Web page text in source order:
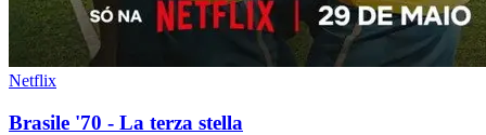
Netflix
Brasile '70 - La terza stella